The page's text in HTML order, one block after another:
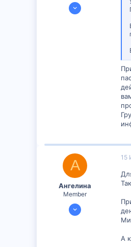
23 Июн 2023
А
Ангелина
Member
12 Июн 2024
15
А